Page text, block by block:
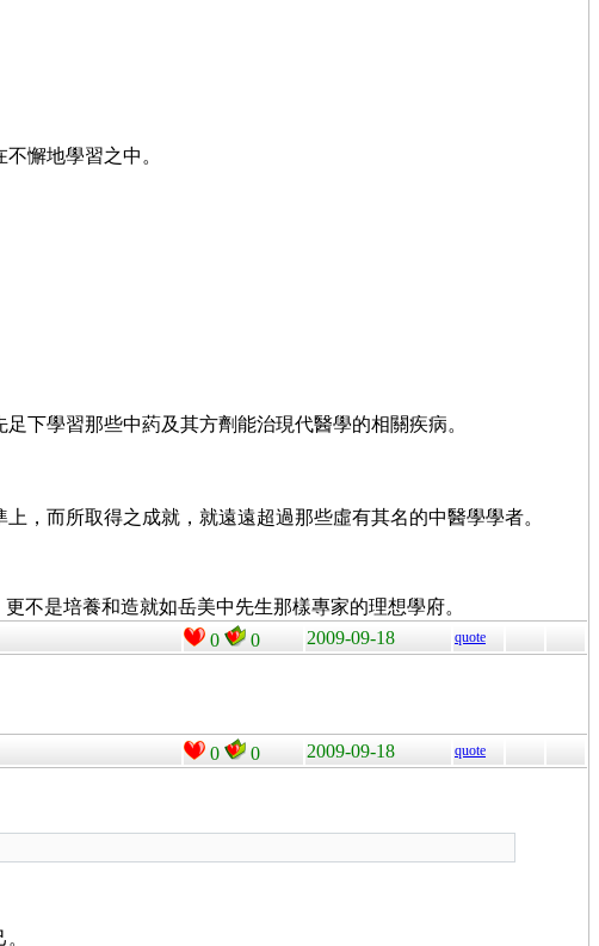
懈地學習之中。
足下學習那些中葯及其方劑能治現代醫學的相關疾病。
，而所取得之成就，就遠遠超過那些虛有其名的中醫學學者。
不是培養和造就如岳美中先生那樣專家的理想學府。
0 0 2009-09-18 quote
0 0 2009-09-18 quote